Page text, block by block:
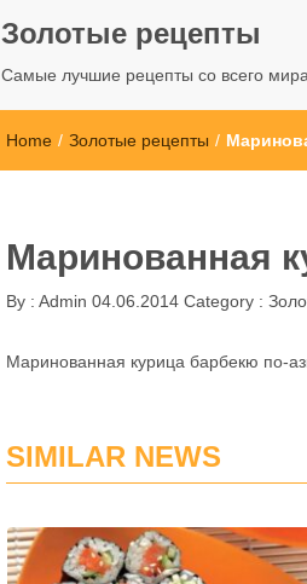
Золотые рецепты
Самые лучшие рецепты со всего
Home / Золотые рецепты /
Маринованная
By : Admin 04.06.2014 Category :
Маринованная курица барбекю по-
SIMILAR NEWS